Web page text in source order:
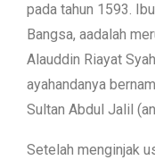
pada tahun 1593.
Bangsa, aadalah
Alauddin Riayat
ayahandanya
Sultan Abdul Jalil
Setelah menginjak